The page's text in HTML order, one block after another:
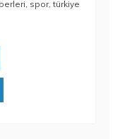
, spor,türkiye